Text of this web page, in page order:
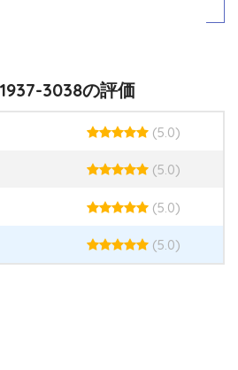
3038の評価
(5.0)
(5.0)
(5.0)
(5.0)